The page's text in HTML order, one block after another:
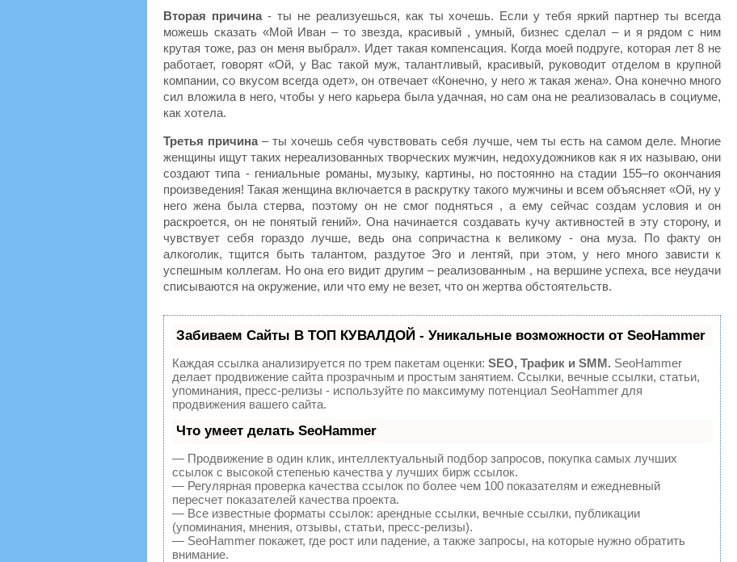
Вторая причина- ты не реализуешься, как ты хочешь. Если у тебя яркий партнер ты всегда
можешь сказать «Мой Иван – то звезда, красивый , умный, бизнес сделал – и я рядом с ним
крутая тоже, раз он меня выбрал». Идет такая компенсация. Когда моей подруге, которая лет 8 не
работает, говорят «Ой, у Вас такой муж, талантливый, красивый, руководит отделом в крупной
компании, со вкусом всегда одет», он отвечает «Конечно, у него ж такая жена». Она конечно много
сил вложила в него, чтобы у него карьера была удачная, но сам она не реализовалась в социуме,
как хотела.
Третья причина– ты хочешь себя чувствовать себя лучше, чем ты есть на самом деле. Многие
женщины ищут таких нереализованных творческих мужчин, недохудожников как я их называю, они
создают типа - гениальные романы, музыку, картины, но постоянно на стадии 155–го окончания
произведения! Такая женщина включается в раскрутку такого мужчины и всем объясняет «Ой, ну у
него жена была стерва, поэтому он не смог подняться , а ему сейчас создам условия и он
раскроется, он не понятый гений». Она начинается создавать кучу активностей в эту сторону, и
чувствует себя гораздо лучше, ведь она сопричастна к великому - она муза. По факту он
алкоголик, тщится быть талантом, раздутое Эго и лентяй, при этом, у него много зависти к
успешным коллегам. Но она его видит другим – реализованным , на вершине успеха, все неудачи
списываются на окружение, или что ему не везет, что он жертва обстоятельств.
Забиваем Сайты В ТОП КУВАЛДОЙ - Уникальные возможности от SeoHammer
Каждая ссылка анализируется по трем пакетам оценки: SEO, Трафик и SMM. SeoHammer
делает продвижение сайта прозрачным и простым занятием. Ссылки, вечные ссылки, статьи,
упоминания, пресс-релизы - используйте по максимуму потенциал SeoHammer для
продвижения вашего сайта.
Что умеет делать SeoHammer
— Продвижение в один клик, интеллектуальный подбор запросов, покупка самых лучших
ссылок с высокой степенью качества у лучших бирж ссылок.
— Регулярная проверка качества ссылок по более чем 100 показателям и ежедневный
пересчет показателей качества проекта.
— Все известные форматы ссылок: арендные ссылки, вечные ссылки, публикации
(упоминания, мнения, отзывы, статьи, пресс-релизы).
— SeoHammer покажет, где рост или падение, а также запросы, на которые нужно обратить
внимание.